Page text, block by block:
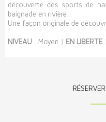
découverte des sports de
baignade en rivière…
Une façon originale de
NIVEAU : Moyen | EN LIBERTE